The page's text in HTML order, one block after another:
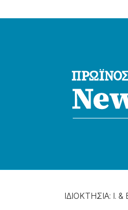
ΙΔΙΟΚΤΗΣΙΑ: Ι.